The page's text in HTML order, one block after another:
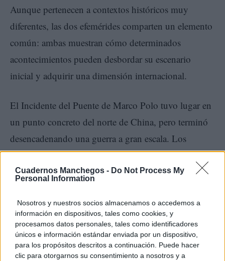
Cuadernos Manchegos - Do Not Process My
Personal Information
Nosotros y nuestros socios almacenamos o accedemos a
información en dispositivos, tales como cookies, y
procesamos datos personales, tales como identificadores
únicos e información estándar enviada por un dispositivo,
para los propósitos descritos a continuación. Puede hacer
clic para otorgarnos su consentimiento a nosotros y a
Aunque pertenecen a contextos históricos muy
diferentes, las dos efemérides comparten un elemento
común: ambas muestran cómo determinados
acontecimientos pueden desbordar su escenario
inicial y adquirir una dimensión internacional.
El Incidente del Puente de Marco Polo tuvo lugar en
un punto concreto del norte de China, pero terminó
desencadenando una guerra a gran escala. Los
atentados de Londres ocurrieron en una ciudad
concreta, pero su impacto se extendió mucho más
seguridad, convivencia, transporte público,
prevención del extremismo y respuesta institucional
ante emergencias.